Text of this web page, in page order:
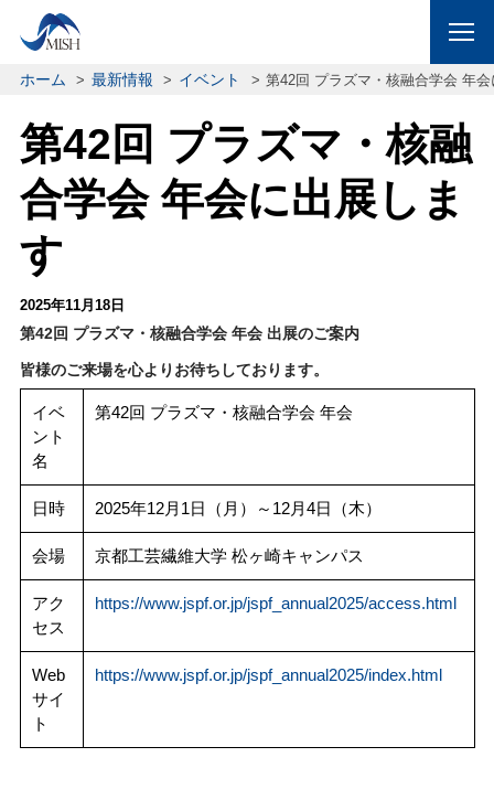
ホーム 最新情報 イベント 第42回 プラズマ・核融合学会 年
第42回 プラズマ・核融
合学会 年会に出展しま
す
2025年11月18日
第42回 プラズマ・核融合学会 年会 出展のご案内
皆様のご来場を心よりお待ちしております。
イベ
ント
名
第42回 プラズマ・核融合学会 年会
日時 2025年12月1日（月）～12月4日（木）
会場 京都工芸繊維大学 松ヶ崎キャンパス
アク
セス
https://www.jspf.or.jp/jspf_annual2025/access.html
Web
サイ
ト
https://www.jspf.or.jp/jspf_annual2025/index.html